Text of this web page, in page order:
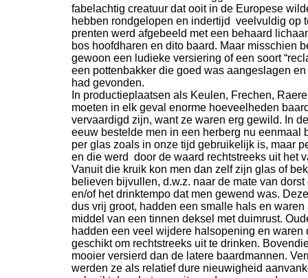
fabelachtig creatuur dat ooit in de Europese
hebben rondgelopen en indertijd veelvuldig op
prenten werd afgebeeld met een behaard
bos hoofdharen en dito baard. Maar misschien
gewoon een ludieke versiering of een soort
een pottenbakker die goed was aangeslagen
had gevonden.
In productieplaatsen als Keulen, Frechen,
moeten in elk geval enorme hoeveelheden
vervaardigd zijn, want ze waren erg gewild. In
eeuw bestelde men in een herberg nu eenmaal
per glas zoals in onze tijd gebruikelijk is, maar
en die werd door de waard rechtstreeks uit het
Vanuit die kruik kon men dan zelf zijn glas of
believen bijvullen, d.w.z. naar de mate van
en/of het drinktempo dat men gewend was.
dus vrij groot, hadden een smalle hals en waren
middel van een tinnen deksel met duimrust.
hadden een veel wijdere halsopening en waren
geschikt om rechtstreeks uit te drinken.
mooier versierd dan de latere baardmannen.
werden ze als relatief dure nieuwigheid